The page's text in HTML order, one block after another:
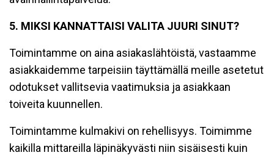
5. MIKSI KANNATTAISI VALITA JUURI SINUT?
Toimintamme on aina asiakaslähtöistä, vastaamme
asiakkaidemme tarpeisiin täyttämällä meille asetetut
odotukset vallitsevia vaatimuksia ja asiakkaan
toiveita kuunnellen.
Toimintamme kulmakivi on rehellisyys. Toimimme
kaikilla mittareilla läpinäkyvästi niin sisäisesti kuin